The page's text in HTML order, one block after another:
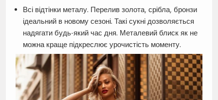
Всі відтінки металу. Перелив золота, срібла, бронзи
ідеальний в новому сезоні. Такі сукні дозволяється
надягати будь-який час дня. Металевий блиск як не
можна краще підкреслює урочистість моменту.